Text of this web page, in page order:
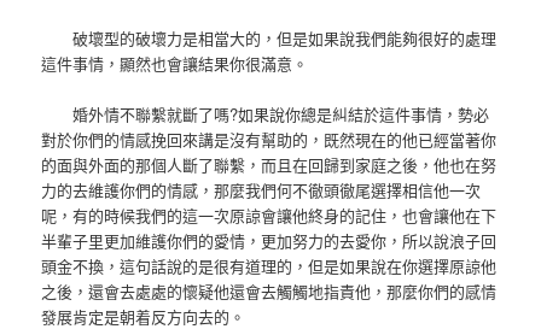
破壞型的破壞力是相當大的，但是如果說我們能夠很好的處理
這件事情，顯然也會讓結果你很滿意。
婚外情不聯繫就斷了嗎?如果說你總是糾結於這件事情，勢必
對於你們的情感挽回來講是沒有幫助的，既然現在的他已經當著你
的面與外面的那個人斷了聯繫，而且在回歸到家庭之後，他也在努
力的去維護你們的情感，那麼我們何不徹頭徹尾選擇相信他一次
呢，有的時候我們的這一次原諒會讓他終身的記住，也會讓他在下
半輩子里更加維護你們的愛情，更加努力的去愛你，所以說浪子回
頭金不換，這句話說的是很有道理的，但是如果說在你選擇原諒他
之後，還會去處處的懷疑他還會去觸觸地指責他，那麼你們的感情
發展肯定是朝着反方向去的。